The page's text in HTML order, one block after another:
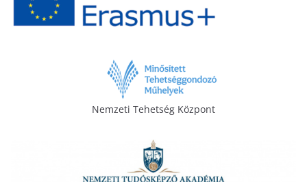
Nemzeti Tehetség Központ